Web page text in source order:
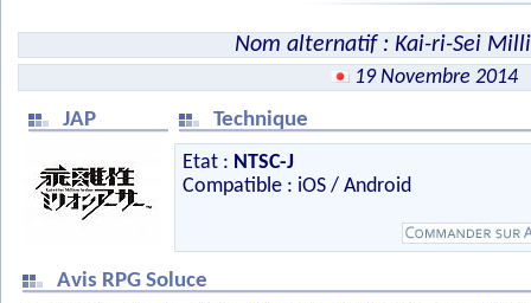
Nom alternatif : Kai-ri-Sei
19 Novembre 2014
JAP
Technique
Etat : NTSC-J
Compatible : iOS / Android
Avis RPG Soluce